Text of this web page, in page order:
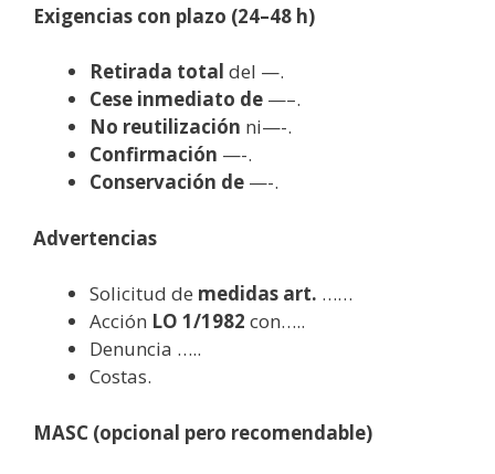
Exigencias con plazo (24–48 h)
Retirada total del —.
Cese inmediato de —–.
No reutilización ni—-.
Confirmación —-.
Conservación de —-.
Advertencias
Solicitud de medidas art. ……
Acción LO 1/1982 con…..
Denuncia …..
Costas.
MASC (opcional pero recomendable)